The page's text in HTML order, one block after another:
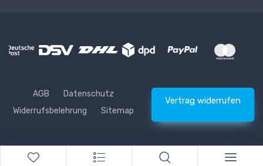
AGB
Datenschutz
Widerrufsbelehrung
Sitemap
Vertrag widerrufen
* Alle Preise inkl. gesetzlicher USt., zzgl. Versand © Waschhelden